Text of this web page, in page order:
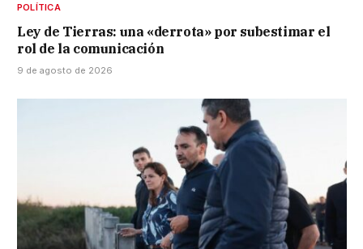
POLÍTICA
Ley de Tierras: una «derrota» por subestimar el
rol de la comunicación
9 de agosto de 2026